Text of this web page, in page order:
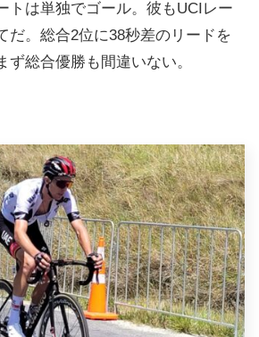
トは単独でゴール。彼もUCIレー
だ。総合2位に38秒差のリードを
ず総合優勝も間違いない。